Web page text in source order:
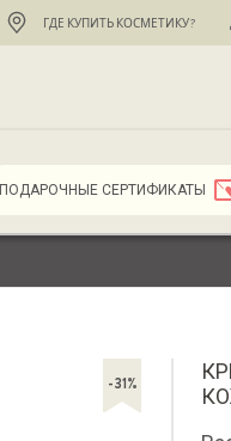
ГДЕ КУПИТЬ КОСМЕТИКУ?
ПОДАРОЧНЫЕ СЕРТИФИКАТЫ
-31%